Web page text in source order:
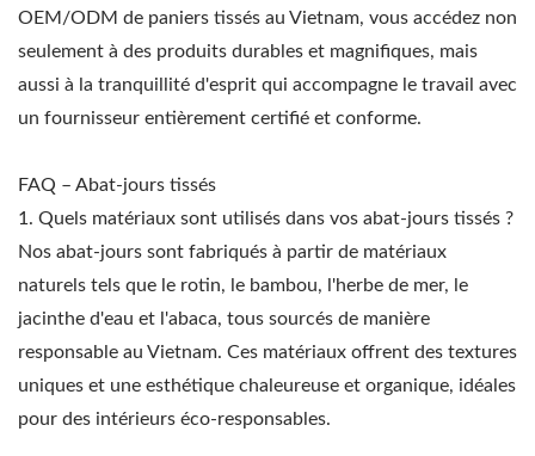
OEM/ODM de paniers tissés au Vietnam, vous accédez non
seulement à des produits durables et magnifiques, mais
aussi à la tranquillité d'esprit qui accompagne le travail avec
un fournisseur entièrement certifié et conforme.
FAQ – Abat-jours tissés
1. Quels matériaux sont utilisés dans vos abat-jours tissés ?
Nos abat-jours sont fabriqués à partir de matériaux
naturels tels que le rotin, le bambou, l'herbe de mer, le
jacinthe d'eau et l'abaca, tous sourcés de manière
responsable au Vietnam. Ces matériaux offrent des textures
uniques et une esthétique chaleureuse et organique, idéales
pour des intérieurs éco-responsables.